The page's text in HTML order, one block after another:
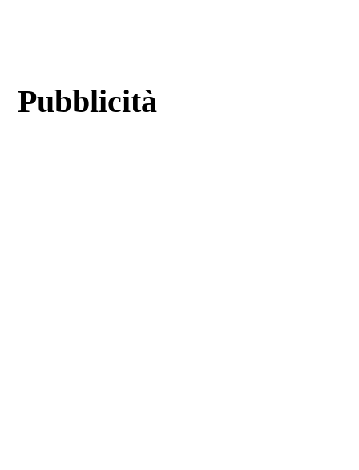
Pubblicità